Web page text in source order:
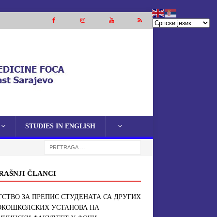
STUDIES IN ENGLISH
ČLANCI
ЗА ПРЕПИС СТУДЕНАТА СА ДРУГИХ
УСТАНОВА НА